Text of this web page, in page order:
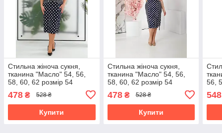
Стильна жіноча сукня,
тканина "Масло" 54, 56,
58, 60, 62 розмір 54
478 ₴ 528 ₴
Купити
Стильна жіноча сукня,
тканина "Масло" 54, 56,
58, 60, 62 розмір 54
478₴ 528 ₴
Купити
56,
548